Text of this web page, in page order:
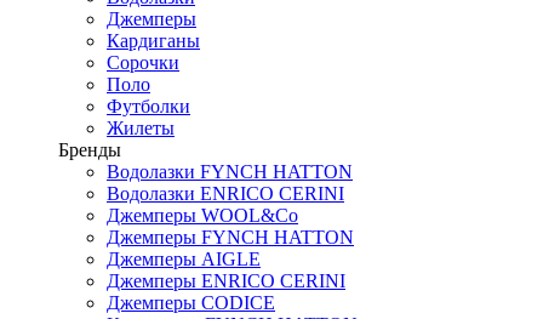
Джемперы
Кардиганы
Сорочки
Поло
Футболки
Жилеты
Бренды
Водолазки FYNCH HATTON
Водолазки ENRICO CERINI
Джемперы WOOL&Co
Джемперы FYNCH HATTON
Джемперы AIGLE
Джемперы ENRICO CERINI
Джемперы CODICE